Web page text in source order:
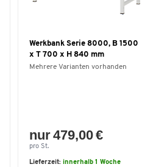
Werkbank Serie 8000, B 1500
x T 700 x H 840 mm
Mehrere Varianten vorhanden
nur 479,00 €
pro St.
Lieferzeit: innerhalb 1 Woche